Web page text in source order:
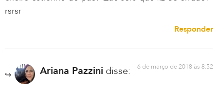
rsrsr
Responder
Ariana Pazzini disse: 6 de março de 2018 às 8:52